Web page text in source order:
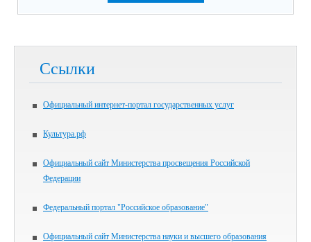
Ссылки
Официальный интернет-портал государственных услуг
Культура.рф
Официальный сайт Министерства просвещения Российской
Федерации
Федеральный портал "Российское образование"
Официальный сайт Министерства науки и высшего образования